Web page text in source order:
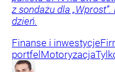
z sondażu dla
dzień.
Finanse i inwestycje
portfelMotoryzacja